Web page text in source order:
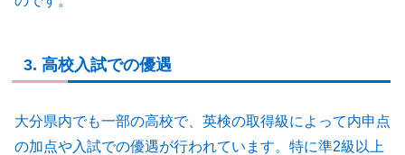
3. 高校入試での優遇
大分県内でも一部の高校で、英検の取得級によって内申点
の加点や入試での優遇が行われています。特に準2級以上